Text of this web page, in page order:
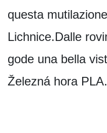
questa
Lichnice.Dalle
gode una bella
Železná hora PLA.